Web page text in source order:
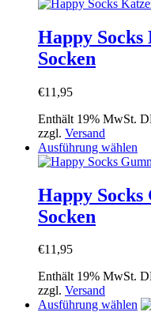
Happy
Socken
€11,95
Enthält 19% MwSt.
zzgl. Versand
Ausführung wählen
Happy
Socken
€11,95
Enthält 19% MwSt.
zzgl. Versand
Ausführung wählen